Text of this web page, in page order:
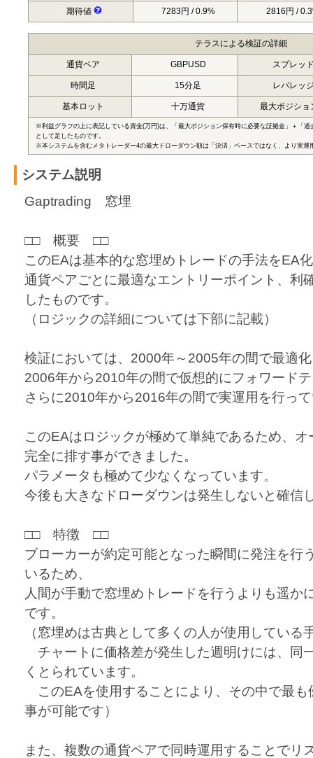
期待値 7283円 / 0.9% 2816円 /
テラスによる検証の詳細
通貨ペア GBPUSD スプレッ
時間足 15分足 レバレッ
基本ロット 十万通貨 最大ポジショ
※利益グラフの上に表記している資金(万円)は、「最大ポジション保有時に必要な証拠金」＋「
として足したものです。
※本システムを含むメタトレーダー4の最大ドローダウン額は「決済」ベースではなく、より実運
システム説明
Gaptrading 窓埋
□□ 概要 □□
このEAは基本的な窓埋めトレードの手法をEA
通貨ペアごとに最適なエントリーポイント、利
したものです。
（ロジックの詳細については下部に記載）
検証においては、2000年～2005年の間で最適
2006年から2010年の間で仮想的にフォワード
さらに2010年から2016年の間で実運用を行っ
このEAはロジックが極めて単純であるため、
完全に排す事ができました。
パラメータも極めて少なくなっています。
今後も大きなドローダウンは発生しないと確信
□□ 特徴 □□
ブローカーが約定可能となった瞬間に発注を行
いるため、
人間が手動で窓埋めトレードを行うよりも遥か
です。
（窓埋めは古典として多くの人が使用している
チャートに価格差が発生した週明けには、同
くとられています。
このEAを使用することにより、その中で最も
事が可能です）
また、複数の通貨ペアで同時運用することでリ